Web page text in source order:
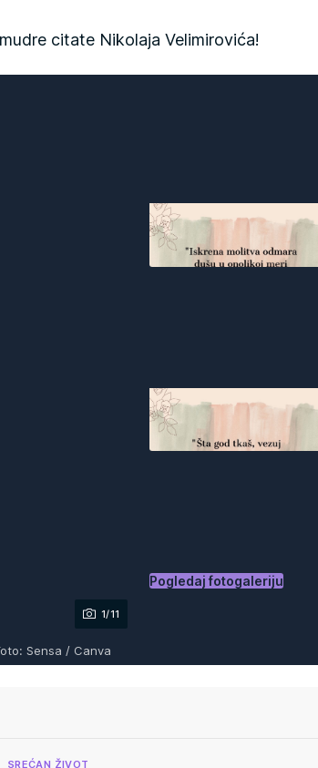
citate Nikolaja Velimirovića!
1/11
Pogledaj fotogaleriju
Sensa / Canva
SREĆAN ŽIVOT